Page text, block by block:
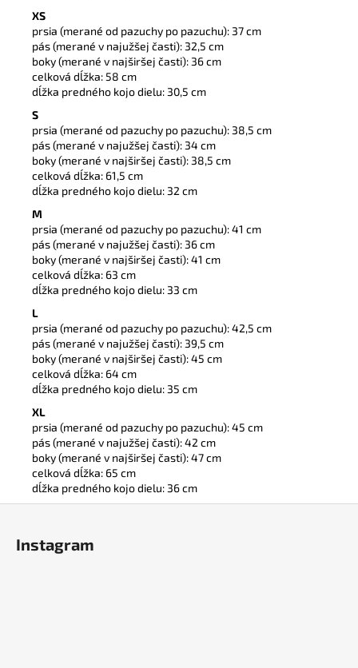
XS
prsia (merané od pazuchy po pazuchu): 37 cm
pás (merané v najužšej časti): 32,5 cm
boky (merané v najširšej časti): 36 cm
celková dĺžka: 58 cm
dĺžka predného kojo dielu: 30,5 cm
S
prsia (merané od pazuchy po pazuchu): 38,5 cm
pás (merané v najužšej časti): 34 cm
boky (merané v najširšej časti): 38,5 cm
celková dĺžka: 61,5 cm
dĺžka predného kojo dielu: 32 cm
M
prsia (merané od pazuchy po pazuchu): 41 cm
pás (merané v najužšej časti): 36 cm
boky (merané v najširšej časti): 41 cm
celková dĺžka: 63 cm
dĺžka predného kojo dielu: 33 cm
L
prsia (merané od pazuchy po pazuchu): 42,5 cm
pás (merané v najužšej časti): 39,5 cm
boky (merané v najširšej časti): 45 cm
celková dĺžka: 64 cm
dĺžka predného kojo dielu: 35 cm
XL
prsia (merané od pazuchy po pazuchu): 45 cm
pás (merané v najužšej časti): 42 cm
boky (merané v najširšej časti): 47 cm
celková dĺžka: 65 cm
dĺžka predného kojo dielu: 36 cm
Instagram